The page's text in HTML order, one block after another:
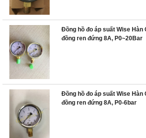
Đồng hồ đo áp suất Wise Hàn
đồng ren đứng 8A, P0~20Bar
Đồng hồ đo áp suất Wise Hàn
đồng ren đứng 8A, P0-6bar